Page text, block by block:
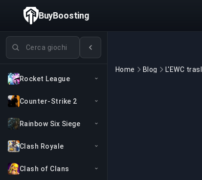
Cerca giochi
Rocket League
Counter-Strike 2
Rainbow Six Siege
Clash Royale
Clash of Clans
BuyBoosting
Home Blog